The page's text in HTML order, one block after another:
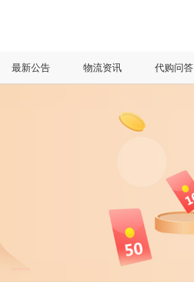
最新公告 物流资讯 代购问答